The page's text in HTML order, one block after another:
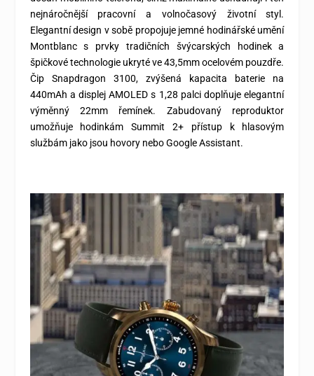
nejnáročnější pracovní a volnočasový životní styl.
Elegantní design v sobě propojuje jemné hodinářské umění
Montblanc s prvky tradičních švýcarských hodinek a
špičkové technologie ukryté ve 43,5mm ocelovém pouzdře.
Čip Snapdragon 3100, zvýšená kapacita baterie na
440mAh a displej AMOLED s 1,28 palci doplňuje elegantní
výměnný 22mm řemínek. Zabudovaný reproduktor
umožňuje hodinkám Summit 2+ přístup k hlasovým
službám jako jsou hovory nebo Google Assistant.